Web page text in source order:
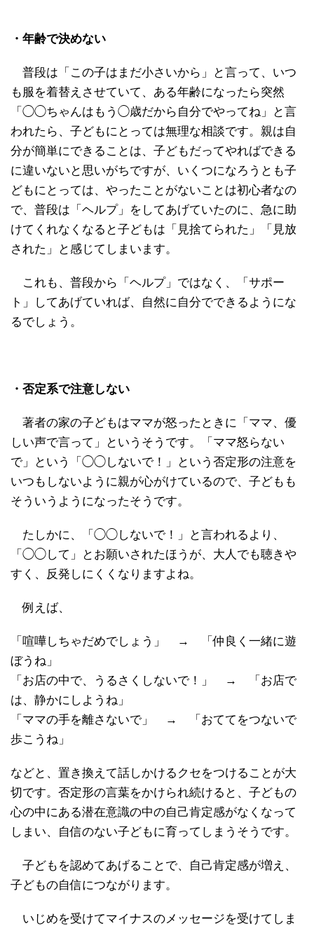
・年齢で決めない
普段は「この子はまだ小さいから」と言って、いつ
も服を着替えさせていて、ある年齢になったら突然
「◯◯ちゃんはもう◯歳だから自分でやってね」と言
われたら、子どもにとっては無理な相談です。親は自
分が簡単にできることは、子どもだってやればできる
に違いないと思いがちですが、いくつになろうとも子
どもにとっては、やったことがないことは初心者なの
で、普段は「ヘルプ」をしてあげていたのに、急に助
けてくれなくなると子どもは「見捨てられた」「見放
された」と感じてしまいます。
これも、普段から「ヘルプ」ではなく、「サポー
ト」してあげていれば、自然に自分でできるようにな
るでしょう。
・否定系で注意しない
著者の家の子どもはママが怒ったときに「ママ、優
しい声で言って」というそうです。「ママ怒らない
で」という「◯◯しないで！」という否定形の注意を
いつもしないように親が心がけているので、子どもも
そういうようになったそうです。
たしかに、「◯◯しないで！」と言われるより、
「◯◯して」とお願いされたほうが、大人でも聴きや
すく、反発しにくくなりますよね。
例えば、
「喧嘩しちゃだめでしょう」 → 「仲良く一緒に遊
ぼうね」
「お店の中で、うるさくしないで！」 → 「お店で
は、静かにしようね」
「ママの手を離さないで」 → 「おててをつないで
歩こうね」
などと、置き換えて話しかけるクセをつけることが大
切です。否定形の言葉をかけられ続けると、子どもの
心の中にある潜在意識の中の自己肯定感がなくなって
しまい、自信のない子どもに育ってしまうそうです。
子どもを認めてあげることで、自己肯定感が増え、
子どもの自信につながります。
いじめを受けてマイナスのメッセージを受けてしま